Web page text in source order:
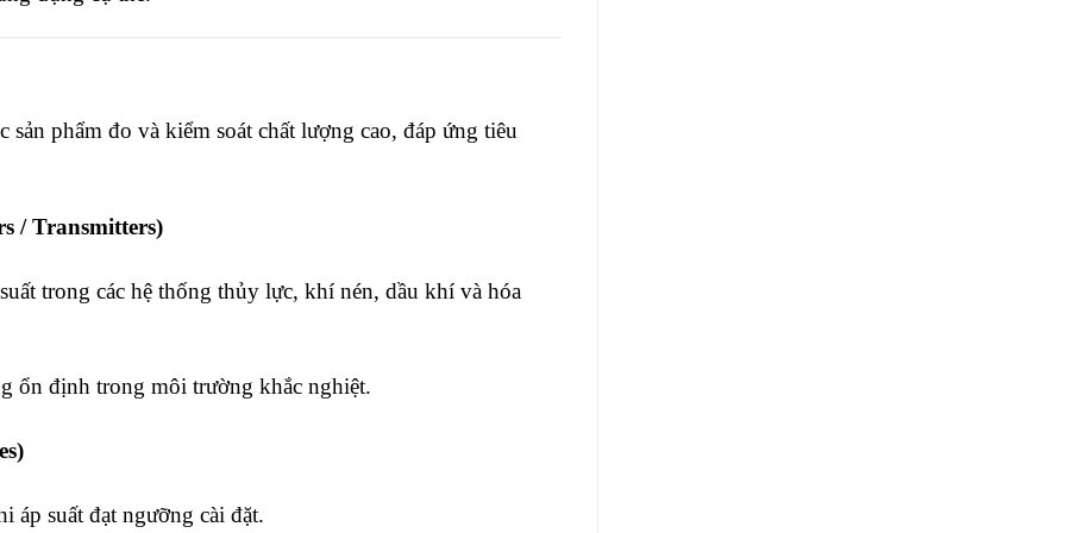
phẩm đo và kiểm soát chất lượng cao, đáp ứng tiêu
/ Transmitters)
trong các hệ thống thủy lực, khí nén, dầu khí và hóa
ổn định trong môi trường khắc nghiệt.
áp suất đạt ngưỡng cài đặt.